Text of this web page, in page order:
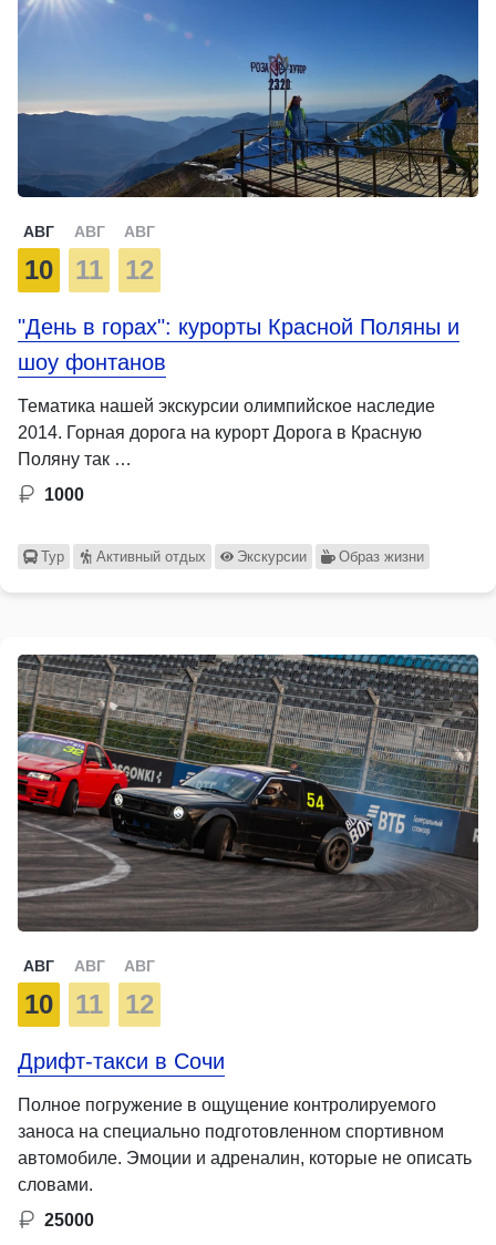
АВГ
10
АВГ
11
АВГ
12
"День в горах": курорты Красной Поляны и
шоу фонтанов
Тематика нашей экскурсии олимпийское наследие
2014. Горная дорога на курорт Дорога в Красную
Поляну так …
1000
Тур Активный отдых Экскурсии Образ жизни
АВГ
10
АВГ
11
АВГ
12
Дрифт-такси в Сочи
Полное погружение в ощущение контролируемого
заноса на специально подготовленном спортивном
автомобиле. Эмоции и адреналин, которые не описать
словами.
25000